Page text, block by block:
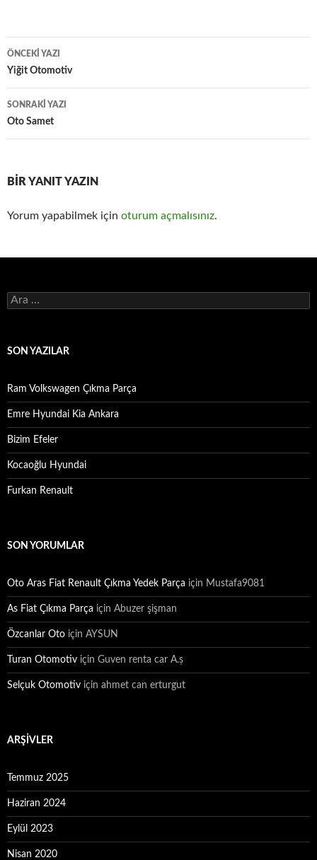
Yazı
dolaşımı
ÖNCEKI YAZI
Yiğit Otomotiv
SONRAKI YAZI
Oto Samet
BIR YANIT YAZIN
Yorum yapabilmek için oturum açmalısınız.
Arama:
SON YAZILAR
Ram Volkswagen Çıkma Parça
Emre Hyundai Kia Ankara
Bizim Efeler
Kocaoğlu Hyundai
Furkan Renault
SON YORUMLAR
Oto Aras Fiat Renault Çıkma Yedek Parça için Mustafa9081
As Fiat Çıkma Parça için Abuzer şişman
Özcanlar Oto için AYSUN
Turan Otomotiv için Guven renta car A.ș
Selçuk Otomotiv için ahmet can erturgut
ARŞIVLER
Temmuz 2025
Haziran 2024
Eylül 2023
Nisan 2020